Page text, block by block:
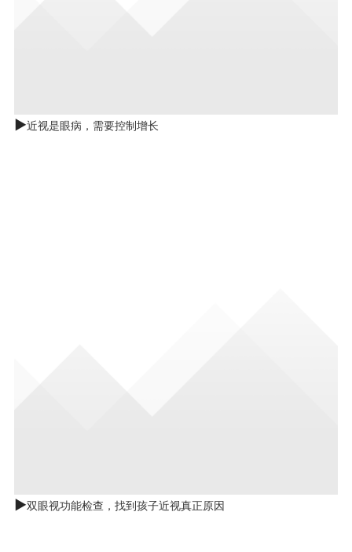
►近视是眼病，需要控制增长
►双眼视功能检查，找到孩子近视真正原因